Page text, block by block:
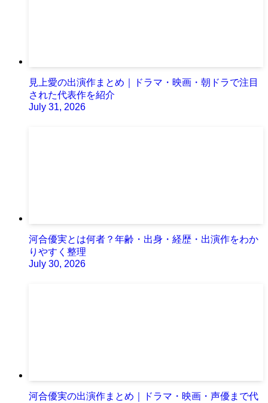
見上愛の出演作まとめ｜ドラマ・映画・朝ドラで注目
された代表作を紹介
July 31, 2026
河合優実とは何者？年齢・出身・経歴・出演作をわか
りやすく整理
July 30, 2026
河合優実の出演作まとめ｜ドラマ・映画・声優まで代